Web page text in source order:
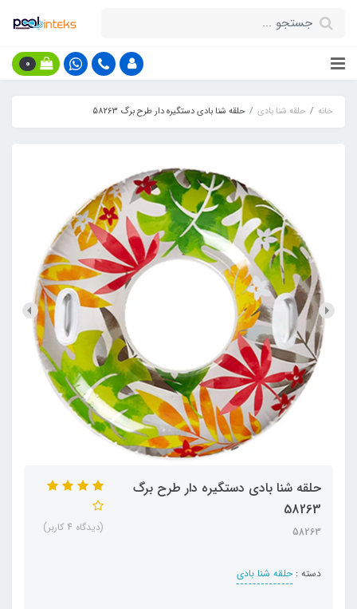
0
خانه حلقه شنا بادی حلقه شنا بادی دستگیره دار طرح برگ 58263
حلقه شنا بادی دستگیره دار طرح برگ
58263
58263
دسته : حلقه شنا بادی
(دیدگاه 4 کاربر)